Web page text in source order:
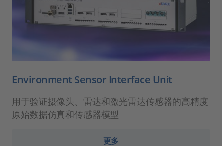
Environment Sensor Interface Unit
用于验证摄像头、雷达和激光雷达传感器的高精度
原始数据仿真和传感器模型
更多